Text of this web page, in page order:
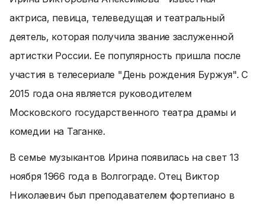
актриса, певица, телеведущая и театральный
деятель, которая получила звание заслуженной
артистки России. Ее популярность пришла после
участия в телесериале "День рождения Буржуя". С
2015 года она является руководителем
Московского государственного театра драмы и
комедии на Таганке.
В семье музыкантов Ирина появилась на свет 13
ноября 1966 года в Волгограде. Отец Виктор
Николаевич был преподавателем фортепиано в